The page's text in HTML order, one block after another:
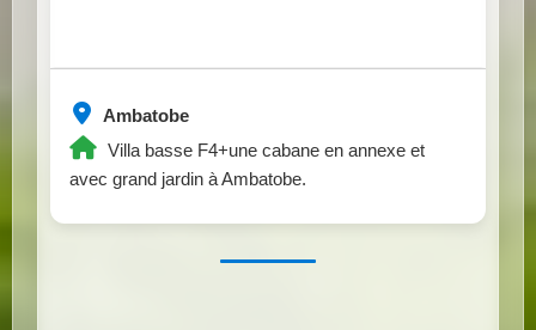
Ambatobe
Villa basse F4+une cabane en annexe et
avec grand jardin à Ambatobe.